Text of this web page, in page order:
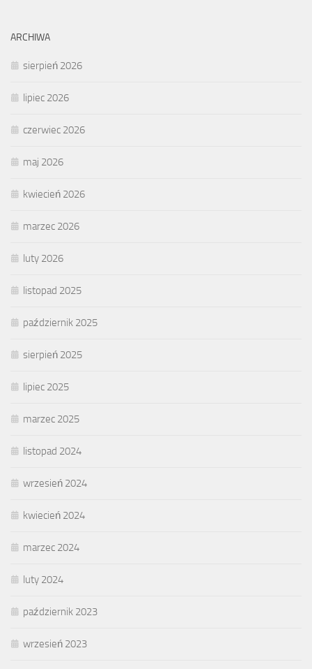
ARCHIWA
sierpień 2026
lipiec 2026
czerwiec 2026
maj 2026
kwiecień 2026
marzec 2026
luty 2026
listopad 2025
październik 2025
sierpień 2025
lipiec 2025
marzec 2025
listopad 2024
wrzesień 2024
kwiecień 2024
marzec 2024
luty 2024
październik 2023
wrzesień 2023